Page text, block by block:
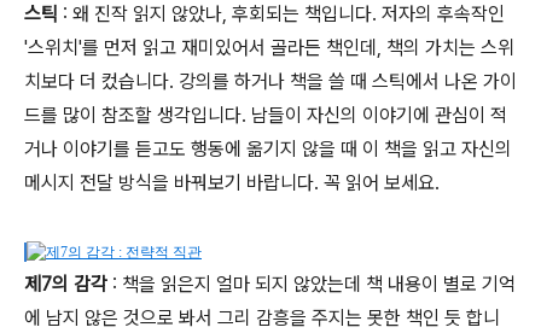
스틱 : 왜 진작 읽지 않았나, 후회되는 책입니다. 저자의 후속작인
'스위치'를 먼저 읽고 재미있어서 골라든 책인데, 책의 가치는 스위
치보다 더 컸습니다. 강의를 하거나 책을 쓸 때 스틱에서 나온 가이
드를 많이 참조할 생각입니다. 남들이 자신의 이야기에 관심이 적
거나 이야기를 듣고도 행동에 옮기지 않을 때 이 책을 읽고 자신의
메시지 전달 방식을 바꿔보기 바랍니다. 꼭 읽어 보세요.
제7의 감각 : 책을 읽은지 얼마 되지 않았는데 책 내용이 별로 기억
에 남지 않은 것으로 봐서 그리 감흥을 주지는 못한 책인 듯 합니